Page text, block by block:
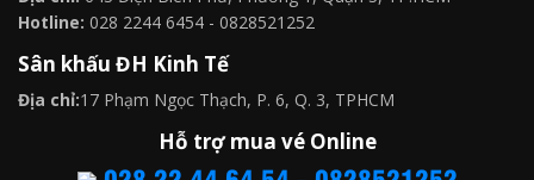
Hotline: 028 2244 6454 - 0828521252
Sân khấu ĐH Kinh Tế
Địa chỉ:17 Phạm Ngọc Thạch, P. 6, Q. 3, TPHCM
Hỗ trợ mua vé Online